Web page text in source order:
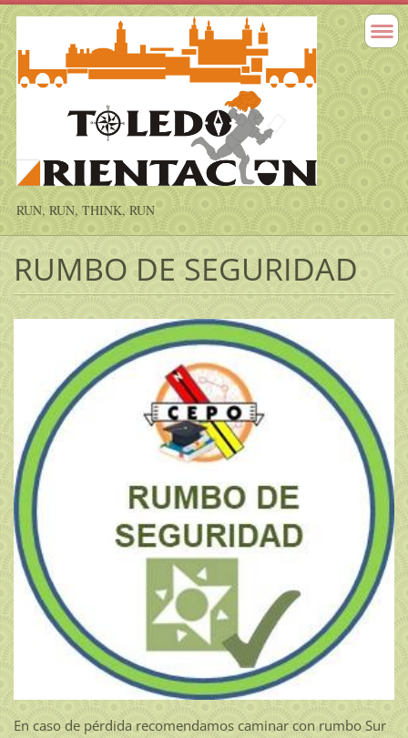
RUN, RUN, THINK, RUN
RUMBO DE SEGURIDAD
En caso de pérdida recomendamos caminar con rumbo Sur